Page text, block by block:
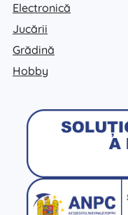
Electronică
Jucării
Grădină
Hobby